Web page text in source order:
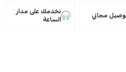
مجاني نخدمك على مدار
الساعة